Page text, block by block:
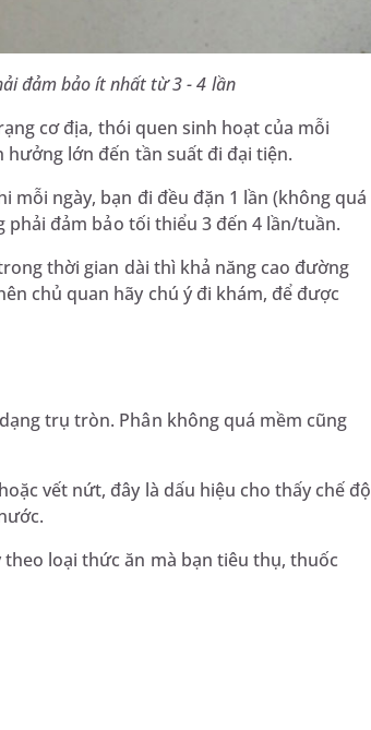
đảm bảo ít nhất từ 3 - 4 lần
cơ địa, thói quen sinh hoạt của mỗi
hưởng lớn đến tần suất đi đại tiện.
ngày, bạn đi đều đặn 1 lần (không quá
đảm bảo tối thiểu 3 đến 4 lần/tuần.
thời gian dài thì khả năng cao đường
chủ quan hãy chú ý đi khám, để được
trụ tròn. Phân không quá mềm cũng
vết nứt, đây là dấu hiệu cho thấy chế độ
theo loại thức ăn mà bạn tiêu thụ, thuốc